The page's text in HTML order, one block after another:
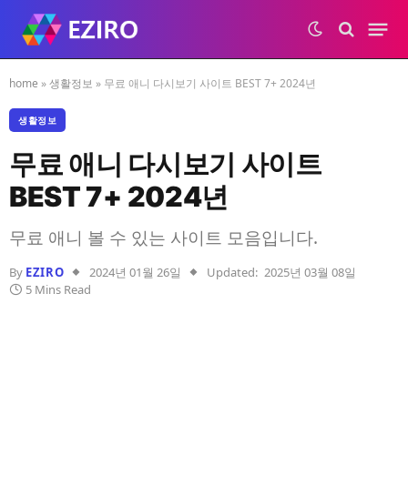
home »생활정보 » 무료 애니 다시보기 사이트 BEST 7+ 2024년
생활정보
무료 애니 다시보기 사이트
BEST 7+ 2024년
무료 애니 볼 수 있는 사이트 모음입니다.
By EZIRO 2024년 01월 26일 Updated: 2025년 03월 08일
5 Mins Read